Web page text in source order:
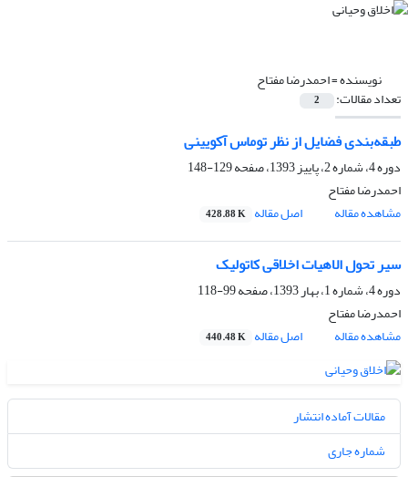
نویسنده =احمدرضا مفتاح
تعداد مقالات: 2
طبقه‌بندی فضایل از نظر توماس آکویینی
دوره 4، شماره 2، پاییز 1393، صفحه
129-148
احمدرضا مفتاح
مشاهده مقاله
اصل مقاله 428.88 K
سیر تحول الاهیات اخلاقی کاتولیک
دوره 4، شماره 1، بهار 1393، صفحه
99-118
احمدرضا مفتاح
مشاهده مقاله
اصل مقاله 440.48 K
مقالات آماده انتشار
شماره جاری